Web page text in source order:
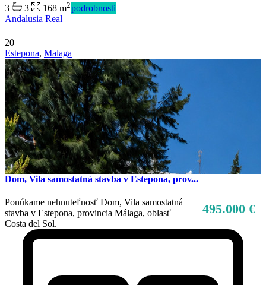
Predaj
Mimo trhu
3 3 168 m2podrobnosti
Andalusia Real
20
Estepona, Malaga
Dom, Vila samostatná stavba v Estepona, prov...
495.000 €
Ponúkame nehnuteľnosť Dom, Vila samostatná
stavba v Estepona, provincia Málaga, oblasť
Costa del Sol.